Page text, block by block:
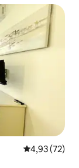
4,93 de uma
4,93 (72)